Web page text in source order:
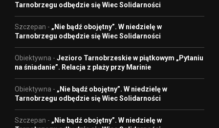
Tarnobrzegu odbędzie się Wiec Solidarności
Szczepan - „Nie bądź obojętny”. W niedzielę w
Tarnobrzegu odbędzie się Wiec Solidarności
Obiektywna - Jezioro Tarnobrzeskie w piątkowym „Pytaniu
na śniadanie”. Relacja z plaży przy Marinie
Obiektywna - „Nie bądź obojętny”. W niedzielę w
Tarnobrzegu odbędzie się Wiec Solidarności
Szczepan - „Nie bądź obojętny”. W niedzielę w